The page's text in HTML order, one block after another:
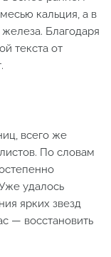
кальция, а в
Благодаря
текста от
всего же
По словам
удалось
ярких звезд
— восстановить